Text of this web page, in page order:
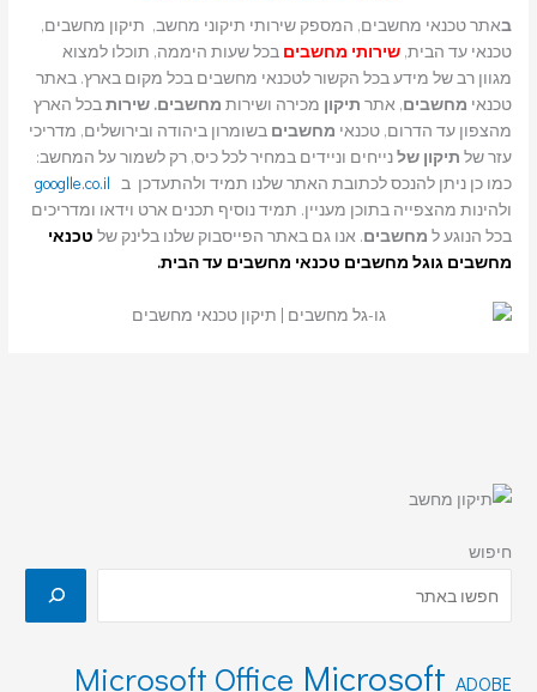
באתר טכנאי מחשבים, המספק שירותי תיקוני מחשב, תיקון מחשבים,
טכנאי עד הבית,שירותי מחשבים בכל שעות היממה, תוכלו למצוא
מגוון רב של מידע בכל הקשור לטכנאי מחשבים בכל מקום בארץ. באתר
טכנאי מחשבים, אתר תיקון מכירה ושירות מחשבים. שירותבכל הארץ
מהצפון עד הדרום, טכנאי מחשבים בשומרון ביהודה ובירושלים, מדריכי
עזר של תיקון שלנייחים וניידים במחיר לכל כיס, רק לשמור על המחשב:
כמו כן ניתן להנכס לכתובת האתר שלנו תמיד ולהתעדכן ב googlle.co.il
ולהינות מהצפייה בתוכן מעניין. תמיד נוסיף תכנים ארט וידאו ומדריכים
בכל הנוגע ל מחשבים. אנו גם באתר הפייסבוק שלנו בלינק של טכנאי
מחשבים גוגל מחשבים טכנאי מחשבים עד הבית.
חיפוש
ADOBE
Microsoft
Microsoft Office